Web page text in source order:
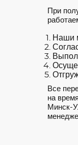
При
Наши
Все
на
Минск-